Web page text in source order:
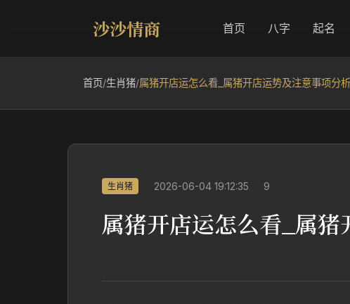
沙沙情商 首页 八字 起名
首页/生肖猪/属猪开店运怎么看_属猪开店运势及注意事项分析
生肖猪 2026-06-04 19:12:35 9
属猪开店运怎么看_属